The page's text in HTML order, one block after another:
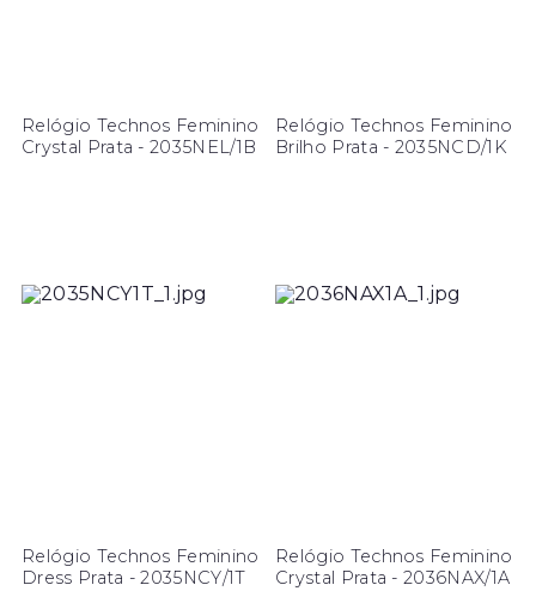
Relógio Technos Feminino
Crystal Prata - 2035NEL/1B
Relógio Technos Feminino
Brilho Prata - 2035NCD/1K
Relógio Technos Feminino
Dress Prata - 2035NCY/1T
Relógio Technos Feminino
Crystal Prata - 2036NAX/1A